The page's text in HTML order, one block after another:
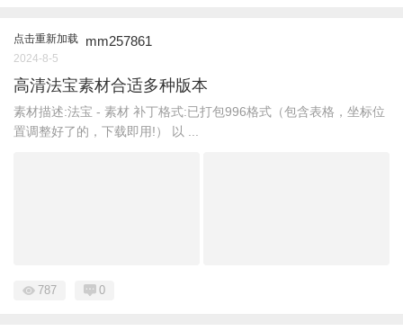
点击重新加载 mm257861
2024-8-5
高清法宝素材合适多种版本
素材描述:法宝 - 素材 补丁格式:已打包996格式（包含表格，坐标位
置调整好了的，下载即用!） 以 ...
787 0